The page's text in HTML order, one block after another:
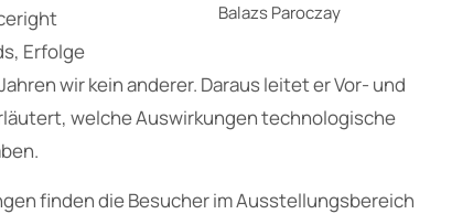
Balazs Paroczay
Erfolge
wir kein anderer. Daraus leitet er Vor- und
welche Auswirkungen technologische
finden die Besucher im Ausstellungsbereich